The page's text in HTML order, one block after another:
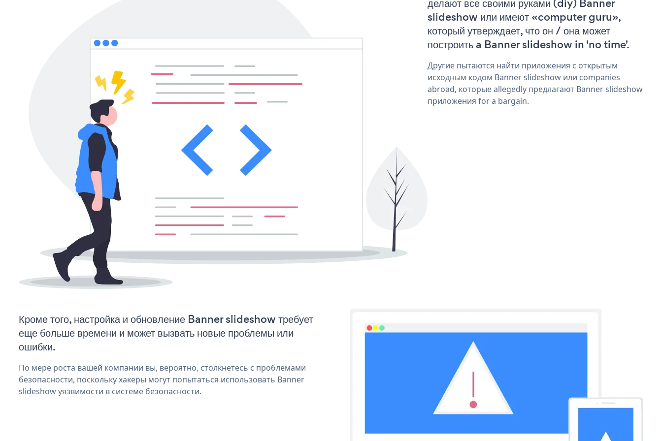
делают все своими руками (diy) Banner
slideshow или имеют «computer guru»,
который утверждает, что он / она может
построить a Banner slideshow in 'no time'.
Другие пытаются найти приложения с открытым
исходным кодом Banner slideshow или companies
abroad, которые allegedly предлагают Banner slideshow
приложения for a bargain.
Кроме того, настройка и обновление Banner slideshow требует
еще больше времени и может вызвать новые проблемы или
ошибки.
По мере роста вашей компании вы, вероятно, столкнетесь с проблемами
безопасности, поскольку хакеры могут попытаться использовать Banner
slideshow уязвимости в системе безопасности.